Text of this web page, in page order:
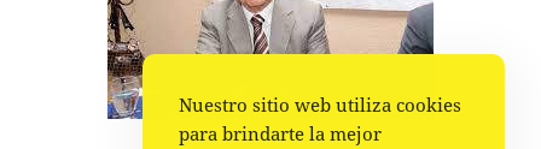
Nuestro sitio web utiliza cookies
para brindarte la mejor